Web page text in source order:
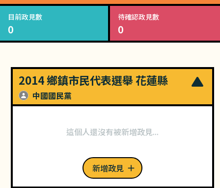
目前政見數
0
待確認政見數
0
2014 鄉鎮市民代表選舉 花蓮縣
中國國民黨
這個人還沒有被新增政見...
新增政見